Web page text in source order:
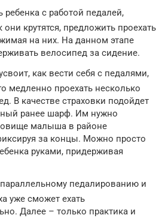
ребенка с работой педалей,
они крутятся, предложить проехать
на них. На данном этапе
велосипед за сидение.
как вести себя с педалями,
медленно проехать несколько
В качестве страховки подойдет
ранее шарф. Им нужно
малыша в районе
за концы. Можно просто
руками, придерживая
педалированию и
уже сможет ехать
Далее – только практика и